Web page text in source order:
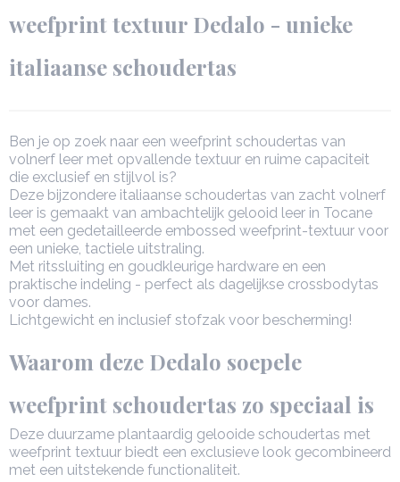
0,43 Kg
1,00 Kg
weefprint textuur Dedalo - unieke
italiaanse schoudertas
Ben je op zoek naar een weefprint schoudertas van
volnerf leer met opvallende textuur en ruime capaciteit
die exclusief en stijlvol is?
Deze bijzondere italiaanse schoudertas van zacht volnerf
leer is gemaakt van ambachtelijk gelooid leer in Tocane
met een gedetailleerde embossed weefprint-textuur voor
een unieke, tactiele uitstraling.
Met ritssluiting en goudkleurige hardware en een
praktische indeling - perfect als dagelijkse crossbodytas
voor dames.
Lichtgewicht en inclusief stofzak voor bescherming!
Waarom deze Dedalo soepele
weefprint schoudertas zo speciaal is
Deze duurzame plantaardig gelooide schoudertas met
weefprint textuur biedt een exclusieve look gecombineerd
met een uitstekende functionaliteit.